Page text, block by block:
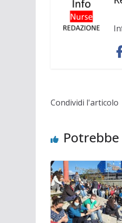
Condividi l'articolo